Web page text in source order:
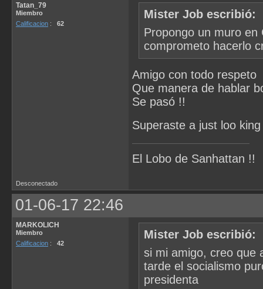
Tatan_79
Miembro
Calificacion : 62
Mister Job escribió:
Propongo un muro en
comprometo hacerlo
Amigo con todo respeto
Que manera de hablar
Se pasó !!
Superaste a just loo
El Lobo de Sanhattan !!
Desconectado
01-06-17 22:46
MARKOLICH
Miembro
Calificacion : 42
Mister Job escribió:
si mi amigo, creo que
tarde el socialismo
presidenta